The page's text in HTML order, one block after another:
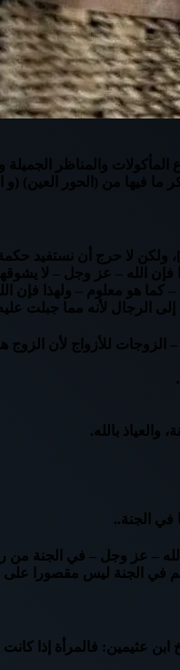
المأكولات والمناظر
ما فيها من (الحور العين)
فإن الله – عز وجل – لا
كما هو معلوم – ولهذا فإن
الرجال لأنه مما جبلت
– الزوجات للأزواج لأن
والعياذ بالله.
في الجنة..
– عز وجل – في الجنة
في الجنة ليس مقصورا
ابن عثيمين: فالمرأة إذا